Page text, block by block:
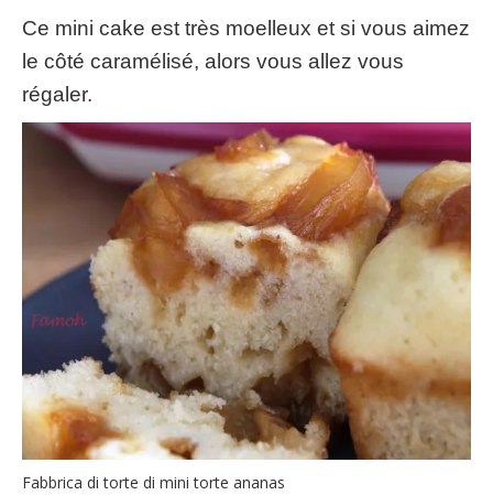
Ce mini cake est très moelleux et si vous aimez
le côté caramélisé, alors vous allez vous
régaler.
Fabbrica di torte di mini torte ananas